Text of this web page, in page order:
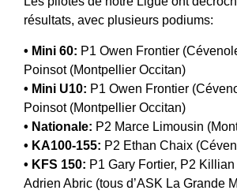
résultats, avec plusieurs podiums:
• Mini 60: P1 Owen Frontier
Poinsot (Montpellier Occitan)
• Mini U10: P1 Owen Frontier
Poinsot (Montpellier Occitan)
• Nationale: P2 Marce Limousin
• KA100-155: P2 Ethan Chaix
• KFS 150: P1 Gary Fortier, P2
Adrien Abric (tous d’ASK La Grande